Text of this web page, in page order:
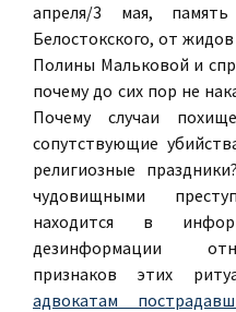
апреля/3 мая,
Белостокского, от
Полины Мальковой и
почему до сих пор не
Почему случаи
сопутствующие
религиозные
чудовищными
находится в
дезинформации
признаков этих
адвокатам